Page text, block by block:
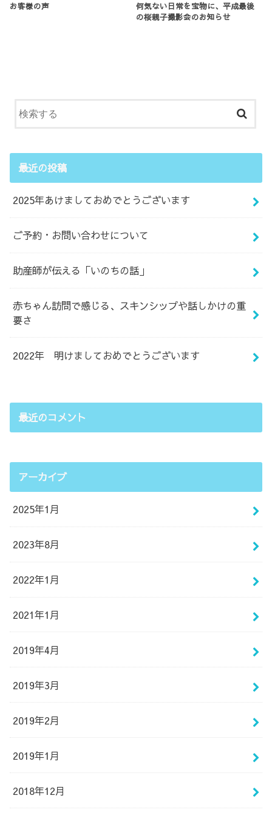
お客様の声
何気ない日常を宝物に、平成最後
の桜親子撮影会のお知らせ
最近の投稿
2025年あけましておめでとうございます
ご予約・お問い合わせについて
助産師が伝える「いのちの話」
赤ちゃん訪問で感じる、スキンシップや話しかけの重
要さ
2022年 明けましておめでとうございます
最近のコメント
アーカイブ
2025年1月
2023年8月
2022年1月
2021年1月
2019年4月
2019年3月
2019年2月
2019年1月
2018年12月